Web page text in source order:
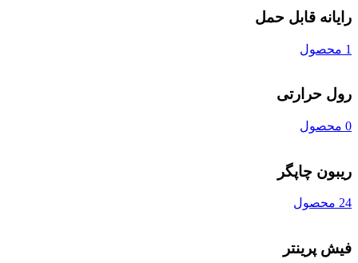
رایانه قابل حمل
1 محصول
رول حرارتی
0 محصول
ریبون چاپگر
24 محصول
فیش پرینتر